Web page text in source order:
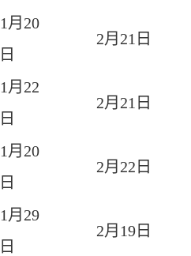
1 月 20
日
2月 21 日
1 月 22
日
2月 21 日
1 月 20
日
2月 22 日
1 月 29
日
2月 19 日